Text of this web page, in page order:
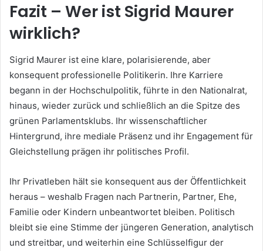
Fazit – Wer ist Sigrid Maurer
wirklich?
Sigrid Maurer ist eine klare, polarisierende, aber
konsequent professionelle Politikerin. Ihre Karriere
begann in der Hochschulpolitik, führte in den Nationalrat,
hinaus, wieder zurück und schließlich an die Spitze des
grünen Parlamentsklubs. Ihr wissenschaftlicher
Hintergrund, ihre mediale Präsenz und ihr Engagement für
Gleichstellung prägen ihr politisches Profil.
Ihr Privatleben hält sie konsequent aus der Öffentlichkeit
heraus – weshalb Fragen nach Partnerin, Partner, Ehe,
Familie oder Kindern unbeantwortet bleiben. Politisch
bleibt sie eine Stimme der jüngeren Generation, analytisch
und streitbar, und weiterhin eine Schlüsselfigur der